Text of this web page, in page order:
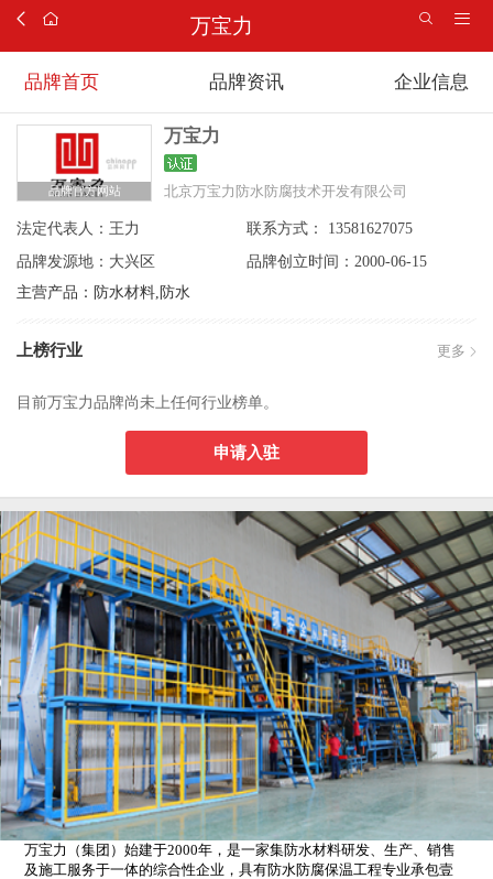
万宝力
品牌首页 品牌资讯 企业信息
品牌官方网站
万宝力
北京万宝力防水防腐技术开发有限公司
法定代表人： 王力 联系方式：
13581627075
品牌发源地： 大兴区 品牌创立时间： 2000-06-15
主营产品：防水材料,防水
上榜行业 更多
目前万宝力品牌尚未上任何行业榜单。
申请入驻
万宝力（集团）始建于2000年，是一家集防水材料研发、生产、销售
及施工服务于一体的综合性企业，具有防水防腐保温工程专业承包壹